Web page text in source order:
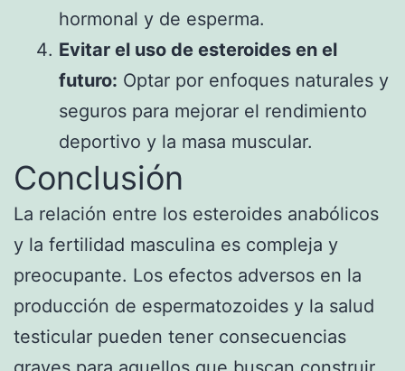
hormonal y de esperma.
Evitar el uso de esteroides en el
futuro: Optar por enfoques naturales y
seguros para mejorar el rendimiento
deportivo y la masa muscular.
Conclusión
La relación entre los esteroides anabólicos
y la fertilidad masculina es compleja y
preocupante. Los efectos adversos en la
producción de espermatozoides y la salud
testicular pueden tener consecuencias